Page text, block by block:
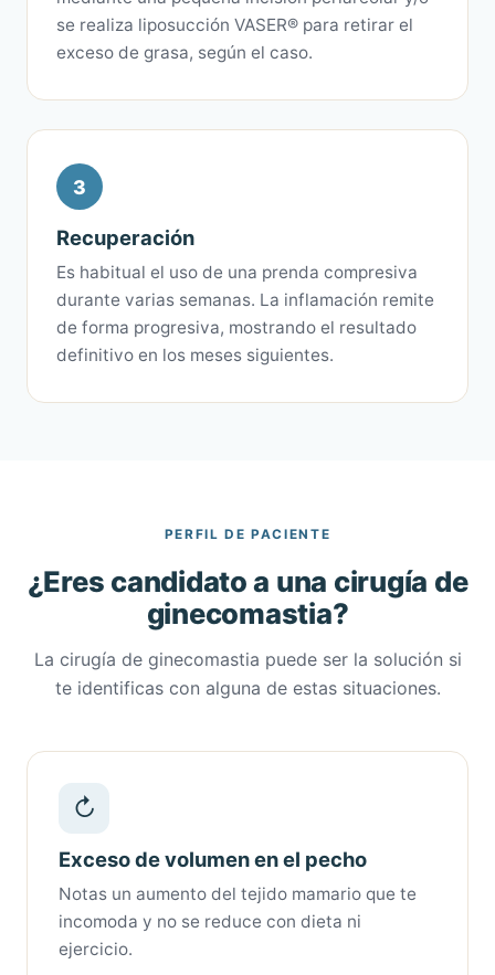
se realiza liposucción VASER® para retirar el
exceso de grasa, según el caso.
3
Recuperación
Es habitual el uso de una prenda compresiva
durante varias semanas. La inflamación remite
de forma progresiva, mostrando el resultado
definitivo en los meses siguientes.
PERFIL DE PACIENTE
¿Eres candidato a una cirugía de
ginecomastia?
La cirugía de ginecomastia puede ser la solución si
te identificas con alguna de estas situaciones.
↻
Exceso de volumen en el pecho
Notas un aumento del tejido mamario que te
incomoda y no se reduce con dieta ni
ejercicio.